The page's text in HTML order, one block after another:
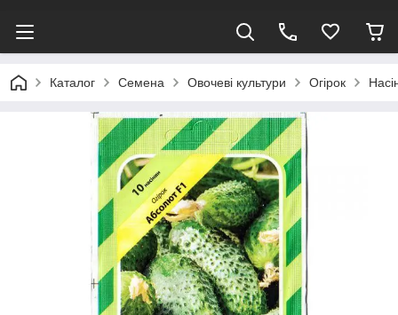
Каталог Семена Овочеві культури Огірок